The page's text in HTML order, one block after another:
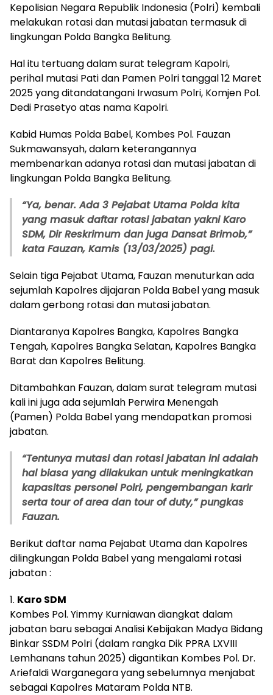
Kepolisian Negara Republik Indonesia (Polri) kembali
melakukan rotasi dan mutasi jabatan termasuk di
lingkungan Polda Bangka Belitung.
Hal itu tertuang dalam surat telegram Kapolri,
perihal mutasi Pati dan Pamen Polri tanggal 12 Maret
2025 yang ditandatangani Irwasum Polri, Komjen Pol.
Dedi Prasetyo atas nama Kapolri.
Kabid Humas Polda Babel, Kombes Pol. Fauzan
Sukmawansyah, dalam keterangannya
membenarkan adanya rotasi dan mutasi jabatan di
lingkungan Polda Bangka Belitung.
“Ya, benar. Ada 3 Pejabat Utama Polda kita
yang masuk daftar rotasi jabatan yakni Karo
SDM, Dir Reskrimum dan juga Dansat Brimob,”
kata Fauzan, Kamis (13/03/2025) pagi.
Selain tiga Pejabat Utama, Fauzan menuturkan ada
sejumlah Kapolres dijajaran Polda Babel yang masuk
dalam gerbong rotasi dan mutasi jabatan.
Diantaranya Kapolres Bangka, Kapolres Bangka
Tengah, Kapolres Bangka Selatan, Kapolres Bangka
Barat dan Kapolres Belitung.
Ditambahkan Fauzan, dalam surat telegram mutasi
kali ini juga ada sejumlah Perwira Menengah
(Pamen) Polda Babel yang mendapatkan promosi
jabatan.
“Tentunya mutasi dan rotasi jabatan ini adalah
hal biasa yang dilakukan untuk meningkatkan
kapasitas personel Polri, pengembangan karir
serta tour of area dan tour of duty,” pungkas
Fauzan.
Berikut daftar nama Pejabat Utama dan Kapolres
dilingkungan Polda Babel yang mengalami rotasi
jabatan :
1. Karo SDM
Kombes Pol. Yimmy Kurniawan diangkat dalam
jabatan baru sebagai Analisi Kebijakan Madya Bidang
Binkar SSDM Polri (dalam rangka Dik PPRA LXVIII
Lemhanans tahun 2025) digantikan Kombes Pol. Dr.
Ariefaldi Warganegara yang sebelumnya menjabat
sebagai Kapolres Mataram Polda NTB.